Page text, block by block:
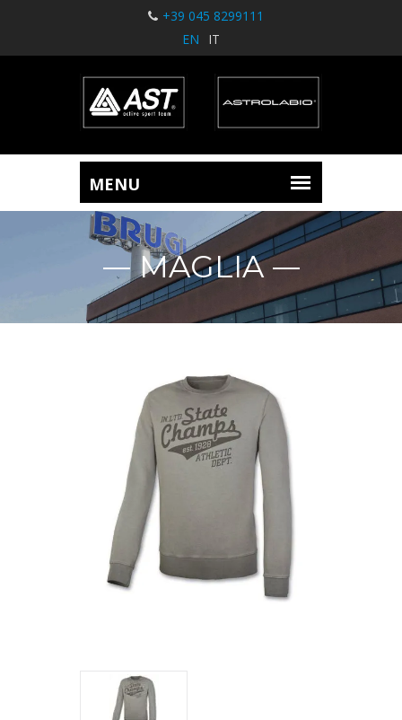
+39 045 8299111
EN
IT
MAGLIA